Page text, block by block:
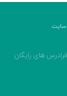
فرادرس های رایگان